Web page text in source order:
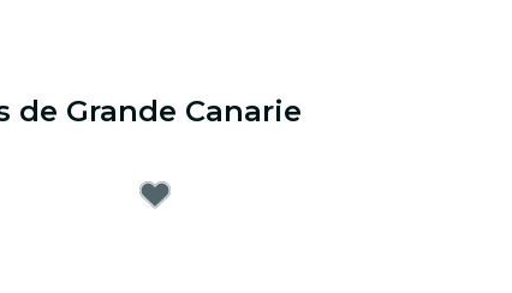
de Grande Canarie